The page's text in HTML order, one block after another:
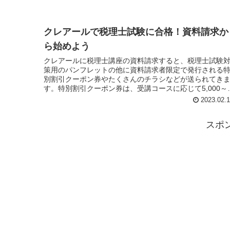
クレアールで税理士試験に合格！資料請求か
ら始めよう
クレアールに税理士講座の資料請求すると、税理士試験対
策用のパンフレットの他に資料請求者限定で発行される特
別割引クーポン券やたくさんのチラシなどが送られてきま
す。特別割引クーポン券は、受講コースに応じて5,000～
30,000円程度の割引きがなされるうえ、期間限定割引と
スポ